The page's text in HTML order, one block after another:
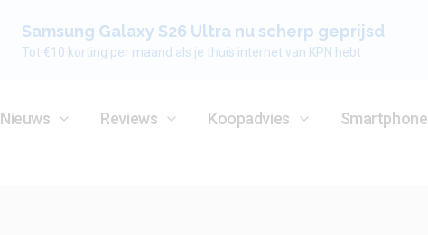
Samsung Galaxy S26 Ultra nu scherp geprijsd
Tot €10 korting per maand als je thuis internet van KPN hebt
Nieuws Reviews Koopadvies Smartphone